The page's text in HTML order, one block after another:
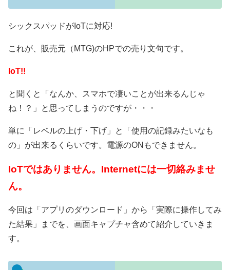
シックスパッドがIoTに対応!
これが、販売元（MTG)のHPでの売り文句です。
IoT!!
と聞くと「なんか、スマホで凄いことが出来るんじゃ
ね！？」と思ってしまうのですが・・・
単に「レベルの上げ・下げ」と「使用の記録みたいなも
の」が出来るくらいです。電源のONもできません。
IoTではありません。Internetには一切絡みませ
ん。
今回は「アプリのダウンロード」から「実際に操作してみ
た結果」までを、画面キャプチャ含めて紹介していきま
す。